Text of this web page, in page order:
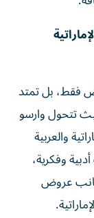
فقط، بل تمتد
تتحول وارسو
والعربية
وفكرية،
عروض